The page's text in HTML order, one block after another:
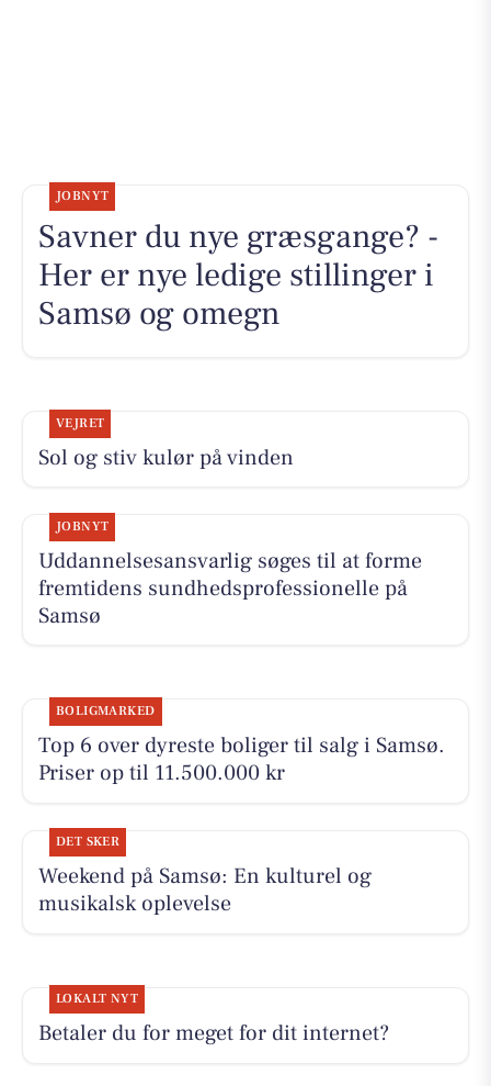
JOBNYT
Savner du nye græsgange? -
Her er nye ledige stillinger i
Samsø og omegn
VEJRET
Sol og stiv kulør på vinden
JOBNYT
Uddannelsesansvarlig søges til at forme
fremtidens sundhedsprofessionelle på
Samsø
BOLIGMARKED
Top 6 over dyreste boliger til salg i Samsø.
Priser op til 11.500.000 kr
DET SKER
Weekend på Samsø: En kulturel og
musikalsk oplevelse
LOKALT NYT
Betaler du for meget for dit internet?